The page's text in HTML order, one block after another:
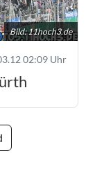
Bild:11hoch3.de
02:09 Uhr